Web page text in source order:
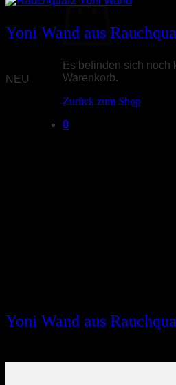
Es befinden sich noch
Warenkorb.
Zurück zum Shop
0
Yoni Wand aus
224.00
NEU
Yoni Wand aus